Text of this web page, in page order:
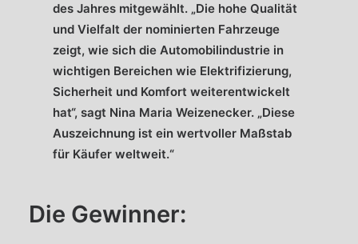
des Jahres mitgewählt. „Die hohe Qualität
und Vielfalt der nominierten Fahrzeuge
zeigt, wie sich die Automobilindustrie in
wichtigen Bereichen wie Elektrifizierung,
Sicherheit und Komfort weiterentwickelt
hat“, sagt Nina Maria Weizenecker. „Diese
Auszeichnung ist ein wertvoller Maßstab
für Käufer weltweit.“
Die Gewinner: